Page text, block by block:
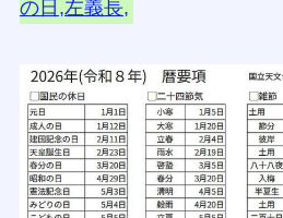
の日,左義長,